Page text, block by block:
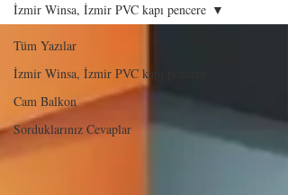
Tüm Yazılar
İzmir Winsa, İzmir PVC kapı pencere
Cam Balkon
Sorduklarınız Cevaplar
İzmir Winsa, İzmir PVC kapı pencere